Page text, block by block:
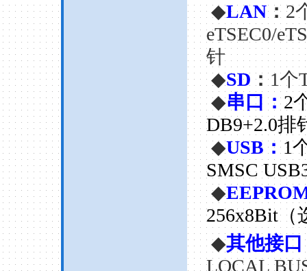
◆LAN： 2
eTSEC0/
针
◆SD ：1个
◆串口：2
DB9+2.0排
◆USB ：1
SMSC
◆
256x8Bit（
◆其他接口
LOCAL